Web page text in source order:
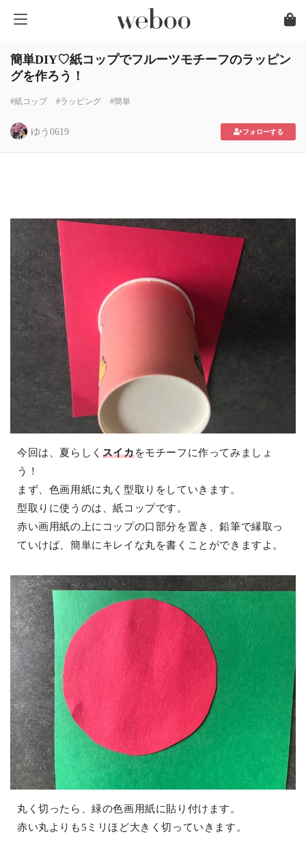
簡単DIY♡紙コップでフルーツモチーフのラッピン
グを作ろう！
#紙コップ #ラッピング #簡単
ゆう0619 フォローする
今回は、夏らしく スイカをモチーフに作ってみましょ
う！
まず、色画用紙に丸く型取りをしていきます。
型取りに使うのは、紙コップです。
赤い画用紙の上にコップの口部分を置き、鉛筆で縁取っ
ていけば、簡単にキレイな丸を書くことができますよ。
丸く切ったら、緑の色画用紙に貼り付けます。
赤い丸よりも5ミリほど大きく切っていきます。